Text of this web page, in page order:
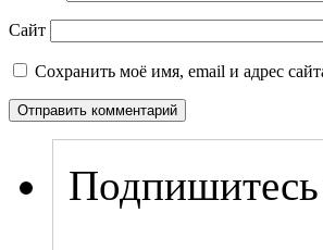
Сайт
Сохранить моё имя, email и адрес
Подпишитесь